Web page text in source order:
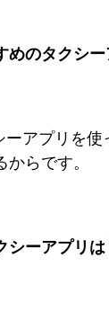
めのタクシー
アプリを
らです。
シーアプリは